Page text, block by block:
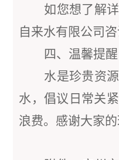
如您想了解
自来水有限公司
四、温馨提醒
水是珍贵资
水，倡议日常关
浪费。感谢大家的